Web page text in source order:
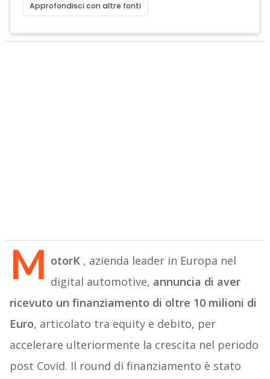
Approfondisci con altre fonti
M otorK , azienda leader in Europa nel
digital automotive, annuncia di aver
ricevuto un finanziamento di oltre 10 milioni di
Euro, articolato tra equity e debito, per
accelerare ulteriormente la crescita nel periodo
post Covid. Il round di finanziamento è stato